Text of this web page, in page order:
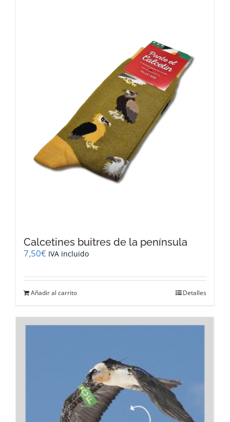
Calcetines buitres de la península
7,50€ IVA incluido
Añadir al carrito Detalles